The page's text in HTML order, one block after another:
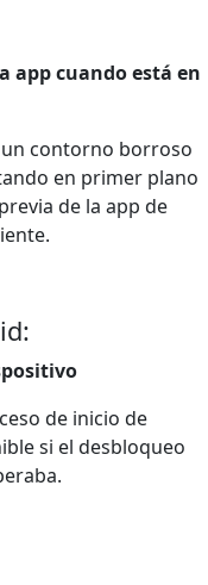
app cuando está en
un contorno borroso
en primer plano
de la app de
de inicio de
si el desbloqueo